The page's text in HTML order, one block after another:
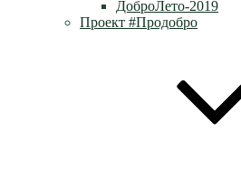
ДоброЛето-2019
Проект #Продобро